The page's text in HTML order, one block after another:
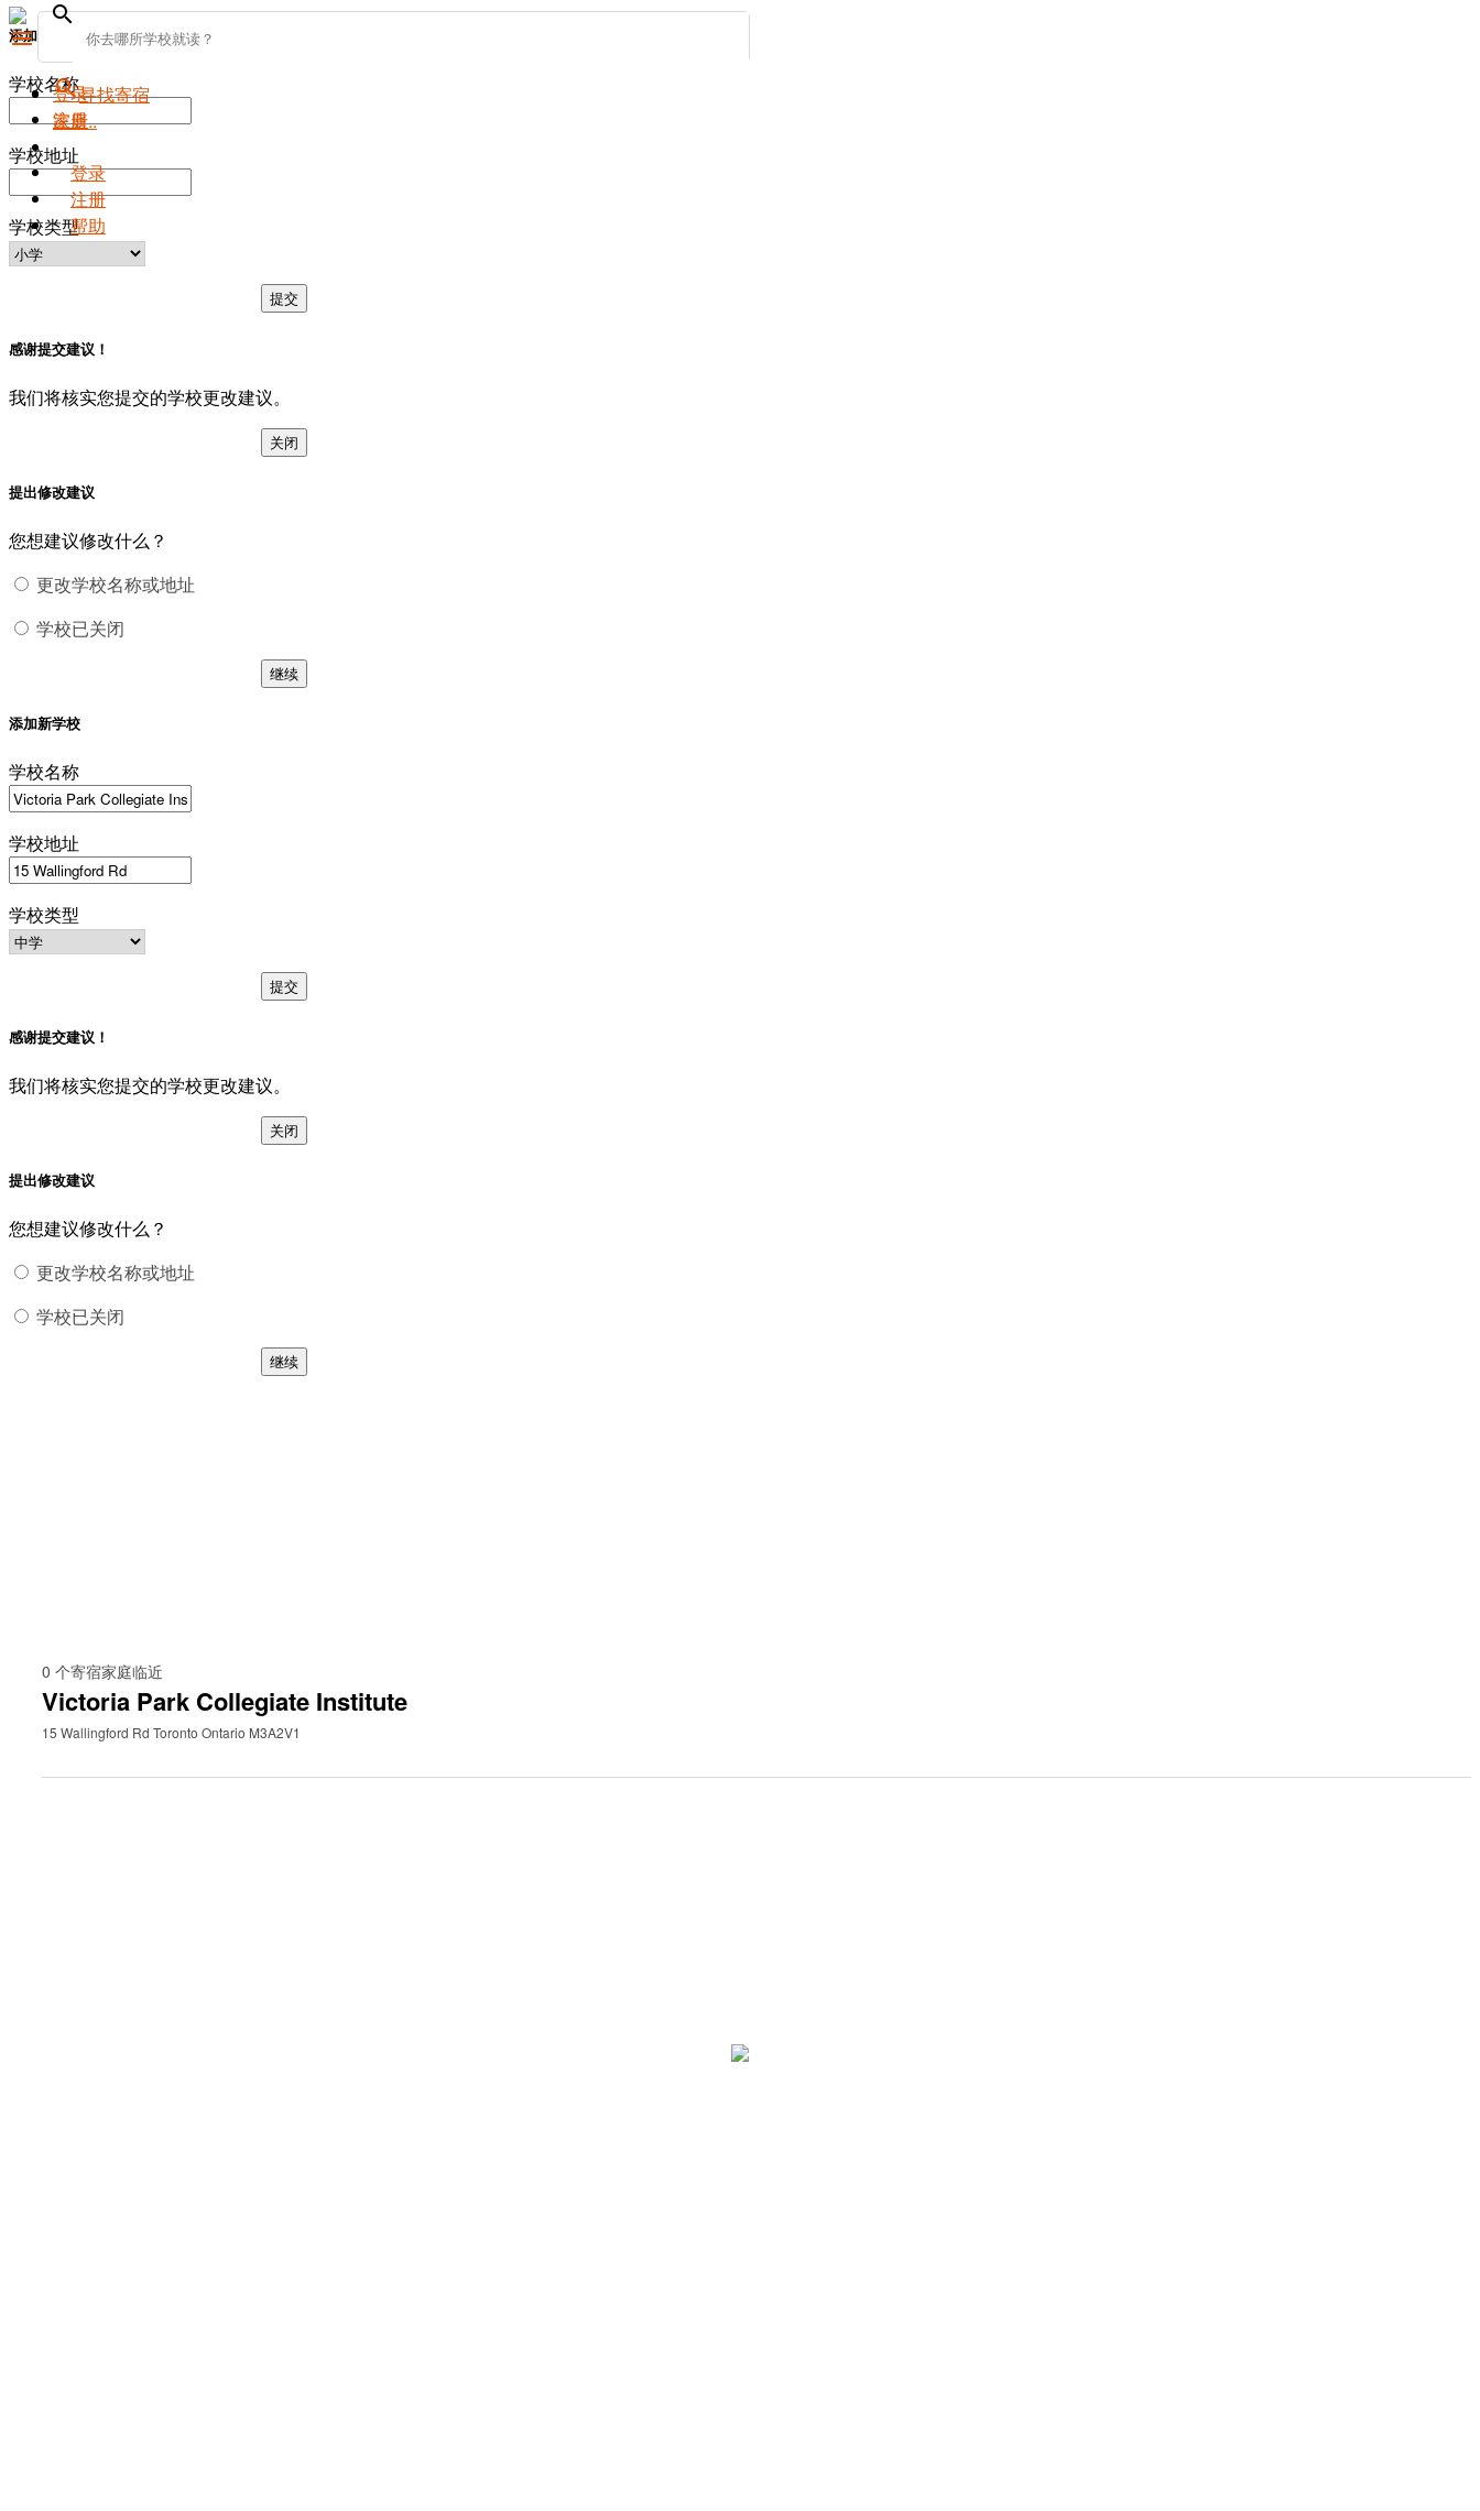
menu
search寻找寄宿
家庭..
登录
注册
帮助
添加新学校
学校名称
学校地址
学校类型
提交
感谢提交建议！
我们将核实您提交的学校更改建议。
关闭
提出修改建议
您想建议修改什么？
更改学校名称或地址
学校已关闭
继续
search
登录
注册
添加新学校
学校名称
学校地址
学校类型
提交
感谢提交建议！
我们将核实您提交的学校更改建议。
关闭
提出修改建议
您想建议修改什么？
更改学校名称或地址
学校已关闭
继续
0 个寄宿家庭临近
Victoria Park Collegiate Institute
15 Wallingford Rd Toronto Ontario M3A2V1